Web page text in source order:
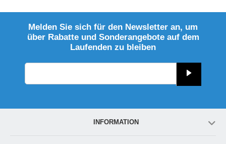
Melden Sie sich für den Newsletter an, um
über Rabatte und Sonderangebote auf dem
Laufenden zu bleiben
INFORMATION